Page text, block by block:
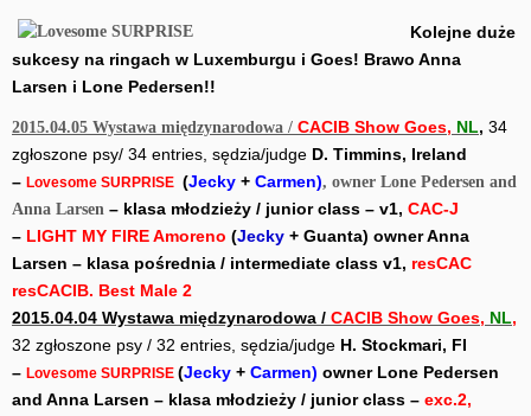
Kolejne duże
sukcesy na ringach w Luxemburgu i Goes! Brawo Anna
Larsen i Lone Pedersen!!
2015.04.05 Wystawa międzynarodowa / CACIB Show Goes, NL, 34
zgłoszone psy/ 34 entries, sędzia/judge D. Timmins, Ireland
– Lovesome SURPRISE (Jecky + Carmen), owner Lone Pedersen and
Anna Larsen – klasa młodzieży / junior class – v1, CAC-J
– LIGHT MY FIRE Amoreno (Jecky + Guanta) owner Anna
Larsen – klasa pośrednia / intermediate class v1, resCAC
resCACIB. Best Male 2
2015.04.04 Wystawa międzynarodowa / CACIB Show Goes, NL,
32 zgłoszone psy / 32 entries, sędzia/judge H. Stockmari, FI
– Lovesome SURPRISE (Jecky + Carmen) owner Lone Pedersen
and Anna Larsen – klasa młodzieży / junior class – exc.2,